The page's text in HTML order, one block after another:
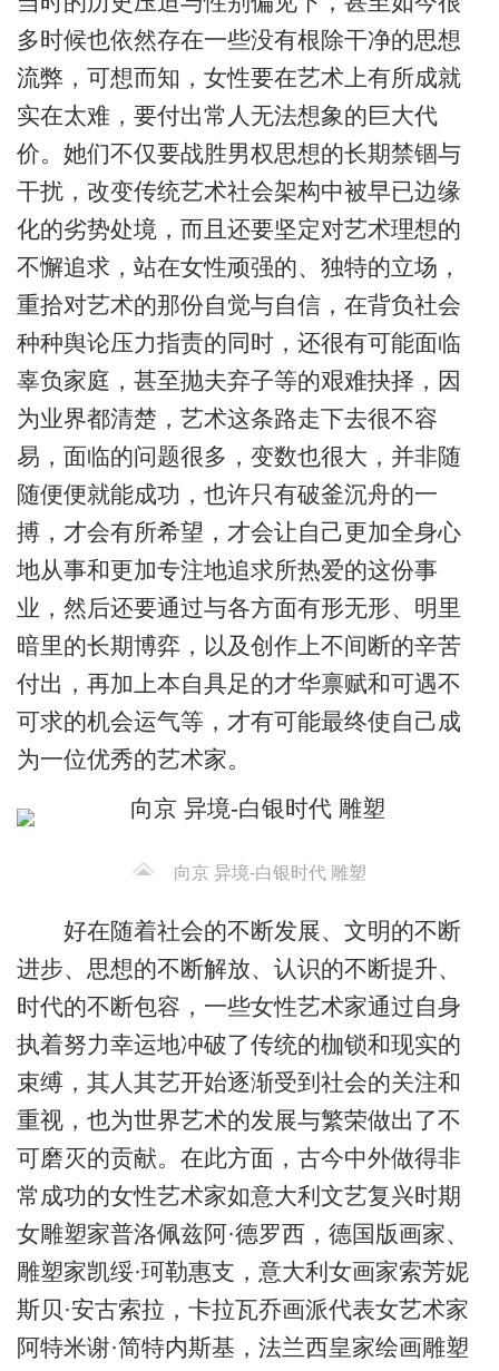
多时候也依然存在一些没有根除干净的思想
流弊，可想而知，女性要在艺术上有所成就
实在太难，要付出常人无法想象的巨大代
价。她们不仅要战胜男权思想的长期禁锢与
干扰，改变传统艺术社会架构中被早已边缘
化的劣势处境，而且还要坚定对艺术理想的
不懈追求，站在女性顽强的、独特的立场，
重拾对艺术的那份自觉与自信，在背负社会
种种舆论压力指责的同时，还很有可能面临
辜负家庭，甚至抛夫弃子等的艰难抉择，因
为业界都清楚，艺术这条路走下去很不容
易，面临的问题很多，变数也很大，并非随
随便便就能成功，也许只有破釜沉舟的一
搏，才会有所希望，才会让自己更加全身心
地从事和更加专注地追求所热爱的这份事
业，然后还要通过与各方面有形无形、明里
暗里的长期博弈，以及创作上不间断的辛苦
付出，再加上本自具足的才华禀赋和可遇不
可求的机会运气等，才有可能最终使自己成
为一位优秀的艺术家。
向京 异境-白银时代 雕塑
好在随着社会的不断发展、文明的不断
进步、思想的不断解放、认识的不断提升、
时代的不断包容，一些女性艺术家通过自身
执着努力幸运地冲破了传统的枷锁和现实的
束缚，其人其艺开始逐渐受到社会的关注和
重视，也为世界艺术的发展与繁荣做出了不
可磨灭的贡献。在此方面，古今中外做得非
常成功的女性艺术家如意大利文艺复兴时期
女雕塑家普洛佩兹阿·德罗西，德国版画家、
雕塑家凯绥·珂勒惠支，意大利女画家索芳妮
斯贝·安古索拉，卡拉瓦乔画派代表女艺术家
阿特米谢·简特内斯基，法兰西皇家绘画雕塑